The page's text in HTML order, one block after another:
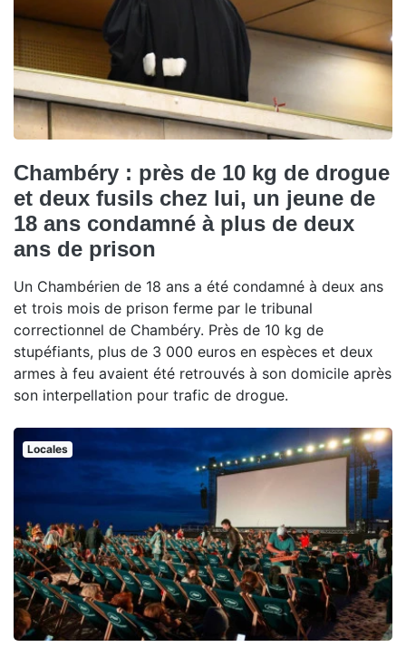
Chambéry : près de 10 kg de drogue
et deux fusils chez lui, un jeune de
18 ans condamné à plus de deux
ans de prison
Un Chambérien de 18 ans a été condamné à deux ans
et trois mois de prison ferme par le tribunal
correctionnel de Chambéry. Près de 10 kg de
stupéfiants, plus de 3 000 euros en espèces et deux
armes à feu avaient été retrouvés à son domicile après
son interpellation pour trafic de drogue.
Locales